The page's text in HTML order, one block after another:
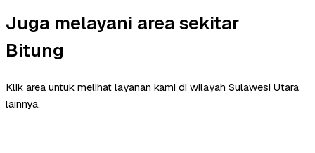
Juga melayani area sekitar
Bitung
Klik area untuk melihat layanan kami di wilayah Sulawesi Utara
lainnya.